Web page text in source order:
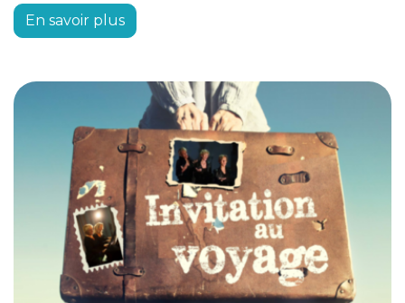
En savoir plus